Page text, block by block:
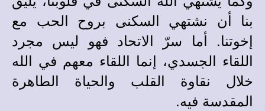
بنا أن نشتهي السكنى بروح الحب مع
إخوتنا. أما سرّ الاتحاد فهو ليس مجرد
اللقاء الجسدي، إنما اللقاء معهم في الله
خلال نقاوة القلب والحياة الطاهرة
المقدسة فيه.